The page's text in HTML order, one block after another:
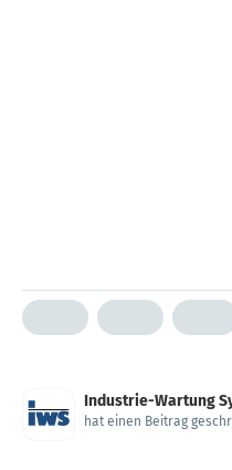
Industrie-Wartung
hat einen Beitrag